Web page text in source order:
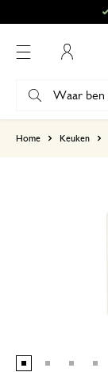
Home Keuken